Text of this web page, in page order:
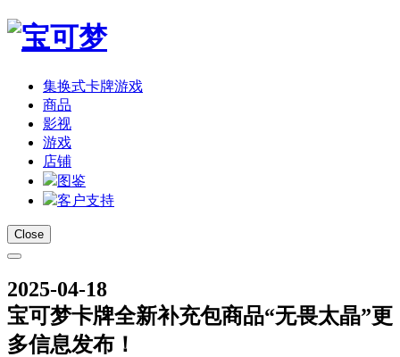
集换式卡牌游戏
商品
影视
游戏
店铺
图鉴
客户支持
Close
2025-04-18
宝可梦卡牌全新补充包商品“无畏太晶”更
多信息发布！